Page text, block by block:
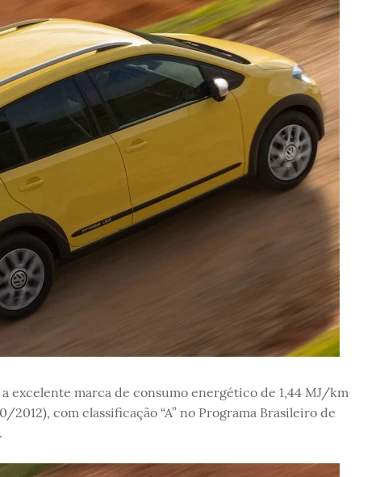
excelente marca de consumo energético de 1,44 MJ/km
2012), com classificação “A” no Programa Brasileiro de